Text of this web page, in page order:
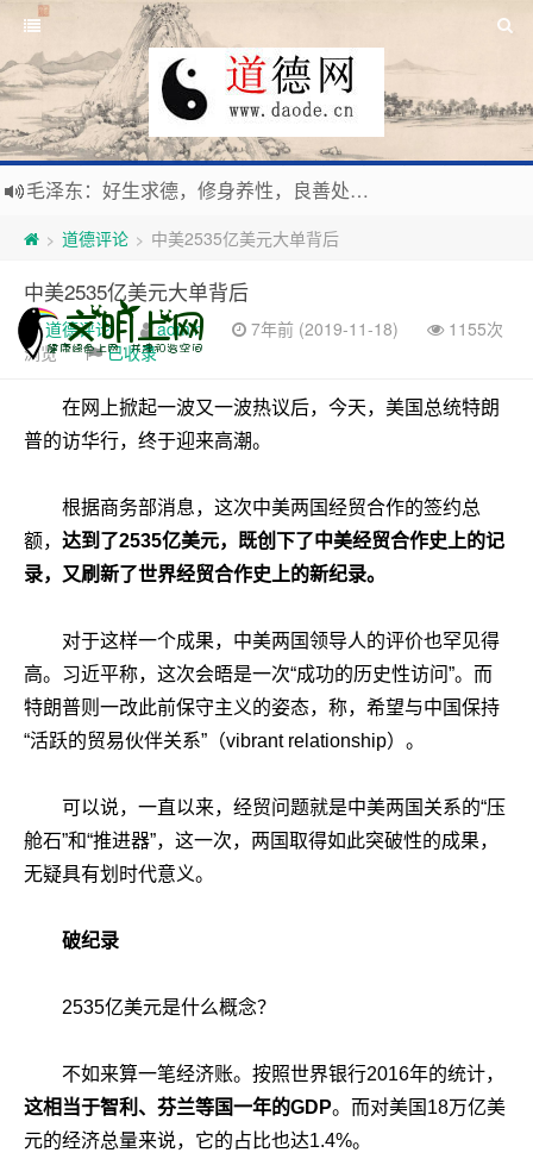
新时代地球村人类命运与共，全球共建更加和平发展美丽和谐的家园，全体共享人类发展成果，共创道行德盛道德王国
> 道德评论 > 中美2535亿美元大单背后
中美2535亿美元大单背后
道德评论 admin 7年前 (2019-11-18)
1155次
浏览
已收录
在网上掀起一波又一波热议后，今天，美国总统特朗
普的访华行，终于迎来高潮。
根据商务部消息，这次中美两国经贸合作的签约总
额， 达到了2535亿美元，既创下了中美经贸合作史上的记
录，又刷新了世界经贸合作史上的新纪录。
对于这样一个成果，中美两国领导人的评价也罕见得
高。习近平称，这次会晤是一次“成功的历史性访问”。而
特朗普则一改此前保守主义的姿态，称，希望与中国保持
“活跃的贸易伙伴关系”（vibrant relationship）。
可以说，一直以来，经贸问题就是中美两国关系的“压
舱石”和“推进器”，这一次，两国取得如此突破性的成果，
无疑具有划时代意义。
破纪录
2535亿美元是什么概念？
不如来算一笔经济账。按照世界银行2016年的统计，
这相当于智利、芬兰等国一年的GDP。而对美国18万亿美
元的经济总量来说，它的占比也达1.4%。